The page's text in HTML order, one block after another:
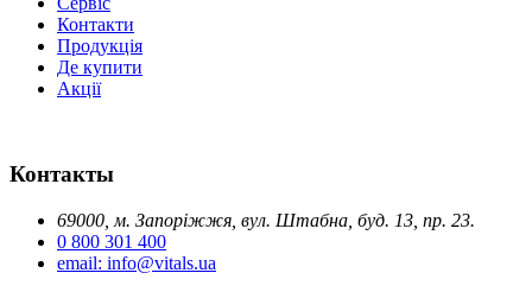
Контакти
Продукція
Де купити
Акції
Контакты
69000, м. Запоріжжя, вул. Штабна, буд. 13, пр. 23.
0 800 301 400
email: info@vitals.ua